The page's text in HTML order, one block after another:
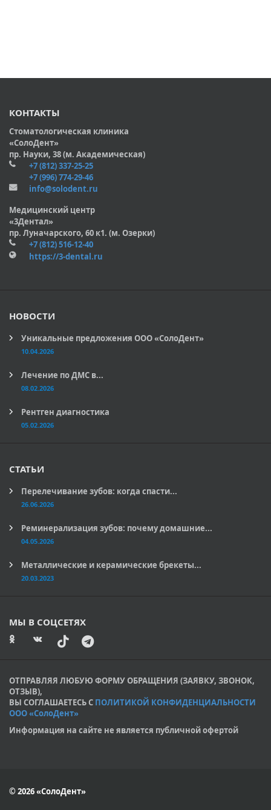
КОНТАКТЫ
Стоматологическая клиника
«СолоДент»
пр. Науки, 38 (м. Академическая)
+7 (812) 337-25-25
+7 (996) 774-29-46
info@solodent.ru
Медицинский центр
«3Дентал»
пр. Луначарского, 60 к1. (м. Озерки)
+7 (812) 516-12-40
https://3-dental.ru
НОВОСТИ
Уникальные предложения ООО «СолоДент»
10.04.2026
Лечение по ДМС в...
08.02.2026
Рентген диагностика
05.02.2026
СТАТЬИ
Перелечивание зубов: когда спасти...
26.06.2026
Реминерализация зубов: почему домашние...
04.05.2026
Металлические и керамические брекеты...
20.03.2023
МЫ В СОЦСЕТЯХ
ОТПРАВЛЯЯ ЛЮБУЮ ФОРМУ ОБРАЩЕНИЯ (ЗАЯВКУ, ЗВОНОК,
ОТЗЫВ),
ВЫ СОГЛАШАЕТЕСЬ С ПОЛИТИКОЙ КОНФИДЕНЦИАЛЬНОСТИ
ООО «СолоДент»
Информация на сайте не является публичной офертой
© 2026 «СолоДент»